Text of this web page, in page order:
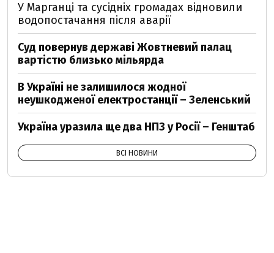
У Марганці та сусідніх громадах відновили
водопостачання після аварії
Суд повернув державі Жовтневий палац
вартістю близько мільярда
В Україні не залишилося жодної
неушкодженої електростанції – Зеленський
Україна уразила ще два НПЗ у Росії – Генштаб
ВСІ НОВИНИ